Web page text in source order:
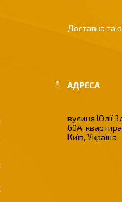
Доставка та
вулиця Юлії
60А, квартира
Київ, Україна